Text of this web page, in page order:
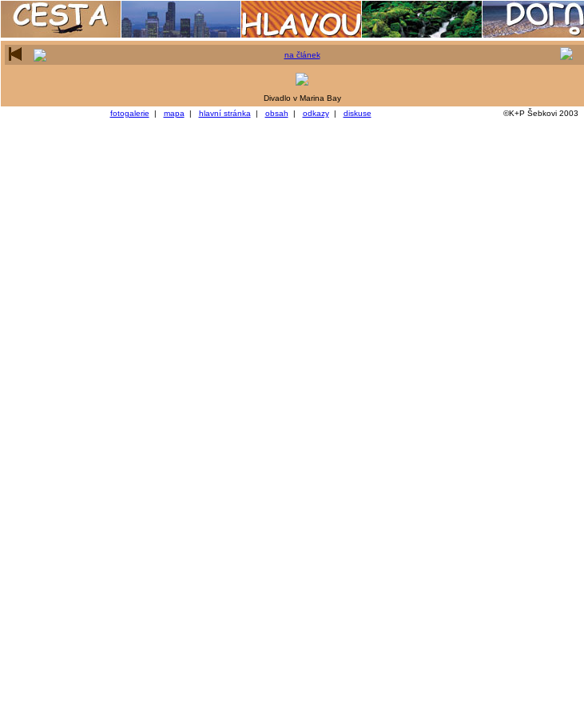
na článek
Divadlo v Marina Bay
fotogalerie | mapa | hlavní stránka | obsah | odkazy| diskuse ©K+P Šebkovi 2003